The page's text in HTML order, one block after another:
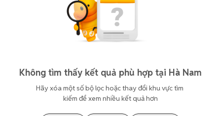
Không tìm thấy kết quả phù hợp tại Hà Nam
Hãy xóa một số bộ lọc hoặc thay đổi khu vực tìm
kiếm để xem nhiều kết quả hơn